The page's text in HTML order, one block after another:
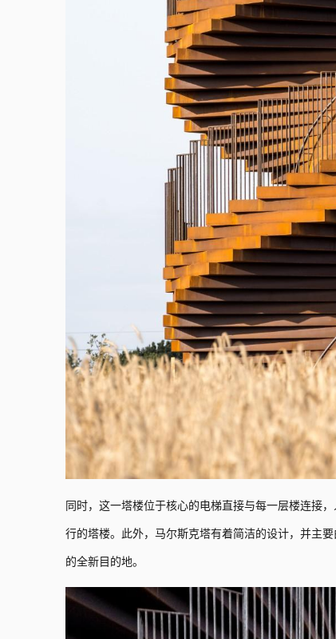
同时，这一塔楼位于核心的电梯直接与每一层楼连接
行的塔楼。此外，马尔斯克塔有着简洁的设计，并主
的全新目的地。